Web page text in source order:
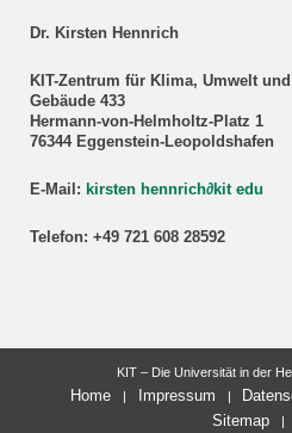
Dr. Kirsten Hennrich
KIT-Zentrum für Klima, Umwelt
Gebäude 433
Hermann-von-Helmholtz-Platz 1
76344 Eggenstein-Leopoldshafen
E-Mail: kirsten hennrich∂kit edu
Telefon: +49 721 608 28592
KIT – Die Universität in der
Home Impressum
Sitemap